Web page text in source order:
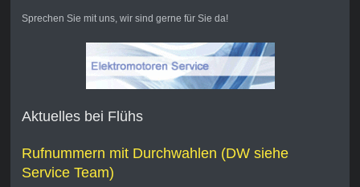
Sprechen Sie mit uns, wir sind gerne für Sie da!
Aktuelles bei Flühs
Rufnummern mit Durchwahlen (DW siehe
Service Team)